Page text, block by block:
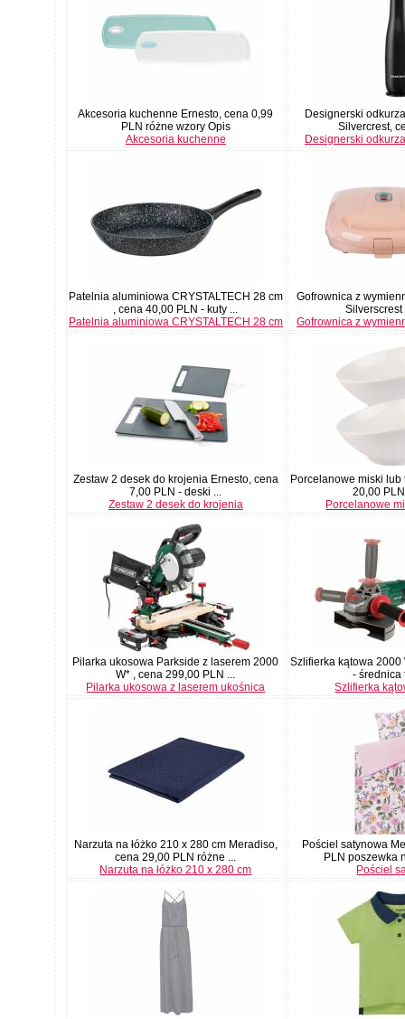
Akcesoria kuchenne Ernesto, cena 0,99
PLN różne wzory Opis
Akcesoria kuchenne
Designerski
Silvercrest,
Designerski
Patelnia aluminiowa CRYSTALTECH 28 cm
, cena 40,00 PLN - kuty ...
Patelnia aluminiowa CRYSTALTECH 28 cm
Gofrownica z
Silverscrest
Gofrownica z
Zestaw 2 desek do krojenia Ernesto, cena
7,00 PLN - deski ...
Zestaw 2 desek do krojenia
Porcelanowe miski
20,00
Porcelanowe
Pilarka ukosowa Parkside z laserem 2000
W* , cena 299,00 PLN ...
Pilarka ukosowa z laserem ukośnica
Szlifierka kątowa
- średnica
Szlifierka
Narzuta na łóżko 210 x 280 cm Meradiso,
cena 29,00 PLN różne ...
Narzuta na łóżko 210 x 280 cm
Pościel satynowa
PLN poszewka
Pościel